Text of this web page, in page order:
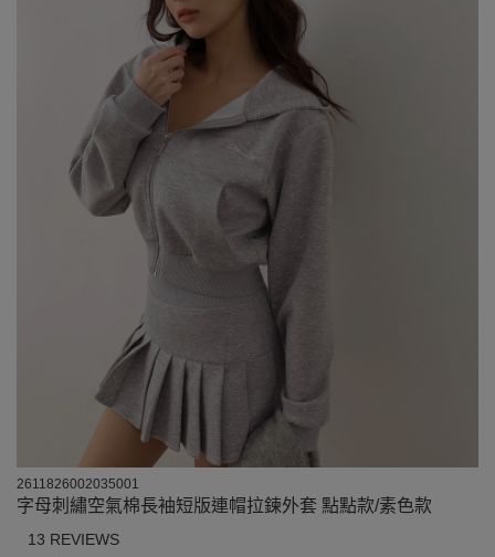
2611826002035001
字母刺繡空氣棉長袖短版連帽拉鍊外套 點點款/素色款
13 REVIEWS